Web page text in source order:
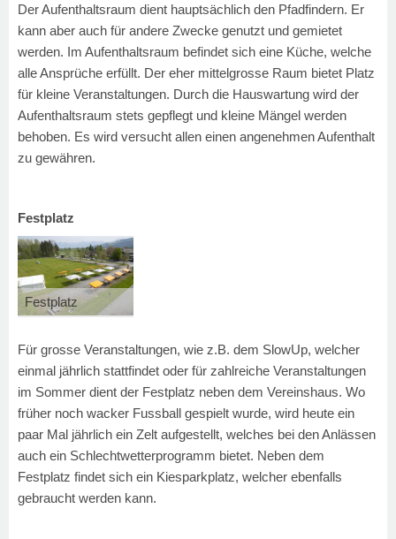
Der Aufenthaltsraum dient hauptsächlich den Pfadfindern. Er
kann aber auch für andere Zwecke genutzt und gemietet
werden. Im Aufenthaltsraum befindet sich eine Küche, welche
alle Ansprüche erfüllt. Der eher mittelgrosse Raum bietet Platz
für kleine Veranstaltungen. Durch die Hauswartung wird der
Aufenthaltsraum stets gepflegt und kleine Mängel werden
behoben. Es wird versucht allen einen angenehmen Aufenthalt
zu gewähren.
Festplatz
Festplatz
Für grosse Veranstaltungen, wie z.B. dem SlowUp, welcher
einmal jährlich stattfindet oder für zahlreiche Veranstaltungen
im Sommer dient der Festplatz neben dem Vereinshaus. Wo
früher noch wacker Fussball gespielt wurde, wird heute ein
paar Mal jährlich ein Zelt aufgestellt, welches bei den Anlässen
auch ein Schlechtwetterprogramm bietet. Neben dem
Festplatz findet sich ein Kiesparkplatz, welcher ebenfalls
gebraucht werden kann.